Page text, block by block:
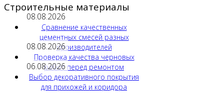
Строительные материалы
08.08.2026
Сравнение качественных
цементных смесей разных
производителей
08.08.2026
Проверка качества черновых
работ перед ремонтом
06.08.2026
Выбор декоративного покрытия
для прихожей и коридора